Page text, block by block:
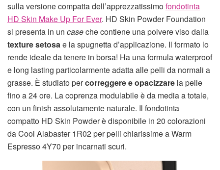
sulla versione compatta dell’apprezzatissimofondotinta
HD Skin Make Up For Ever. HD Skin Powder Foundation
si presenta in un caseche contiene una polvere viso dalla
texture setosae la spugnetta d’applicazione. Il formato lo
rende ideale da tenere in borsa! Ha una formula waterproof
e long lasting particolarmente adatta alle pelli da normali a
grasse. È studiato percorreggere e opacizzare la pelle
fino a 24 ore. La coprenza modulabile è da media a totale,
con un finish assolutamente naturale. Il fondotinta
compatto HD Skin Powder è disponibile in 20 colorazioni
da Cool Alabaster 1R02 per pelli chiarissime a Warm
Espresso 4Y70 per incarnati scuri.